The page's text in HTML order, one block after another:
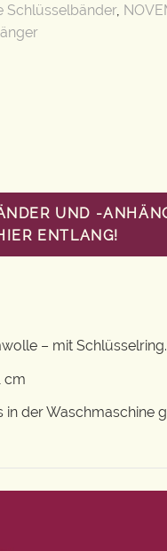
Schlüsselbänder,
UND -
ENTLANG!
– mit Schlüsselring.
cm
der Waschmaschine